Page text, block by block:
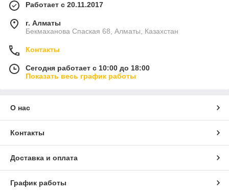
Работает с 20.11.2017
г. Алматы
Бекмаханова Спаская 68, Алматы, Казахстан
Контакты
Сегодня работает с 10:00 до 18:00
Показать весь график работы
О нас
Контакты
Доставка и оплата
График работы